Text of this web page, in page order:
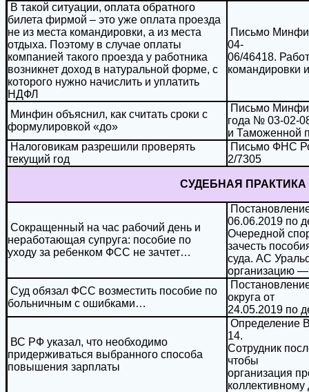
В такой ситуации, оплата обратного
билета фирмой – это уже оплата проезда
не из места командировки, а из места
отдыха. Поэтому в случае оплаты
компанией такого проезда у работника
возникнет доход в натуральной форме, с
которого нужно начислить и уплатить
НДФЛ
Письмо
04-
06/46418.
командировки
Минфин объяснил, как считать сроки с
формулировкой «до»
Письмо
года № 03-02-
и Таможенной
Налоговикам разрешили проверять
текущий год
Письмо ФНС
2/7305
СУДЕБНАЯ ПРАКТИКА
Сокращенный на час рабочий день и
неработающая супруга: пособие по
уходу за ребенком ФСС не зачтет…
06.06.2019 по
Очередной
зачесть
суда. АС
организацию —
Суд обязал ФСС возместить пособие по
больничным с ошибками…
округа от
24.05.2019 по
ВС РФ указал, что необходимо
придерживаться выбранного способа
повышения зарплаты
Определение
14.
Сотрудник
чтобы
организация